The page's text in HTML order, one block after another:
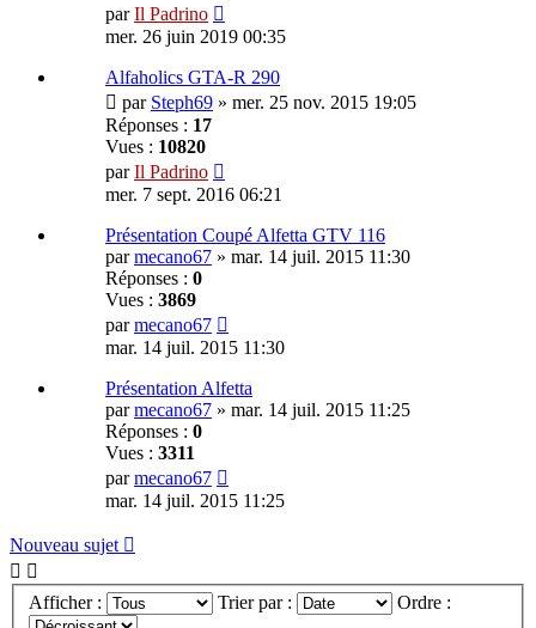
parIl Padrino
mer. 26 juin 2019 00:35
Alfaholics GTA-R 290
par Steph69 » mer. 25 nov. 2015 19:05
Réponses : 17
Vues : 10820
parIl Padrino
mer. 7 sept. 2016 06:21
Présentation Coupé Alfetta GTV 116
parmecano67 » mar. 14 juil. 2015 11:30
Réponses : 0
Vues : 3869
parmecano67
mar. 14 juil. 2015 11:30
Présentation Alfetta
parmecano67 » mar. 14 juil. 2015 11:25
Réponses : 0
Vues : 3311
parmecano67
mar. 14 juil. 2015 11:25
Nouveau sujet
Afficher : Trier par : Ordre :